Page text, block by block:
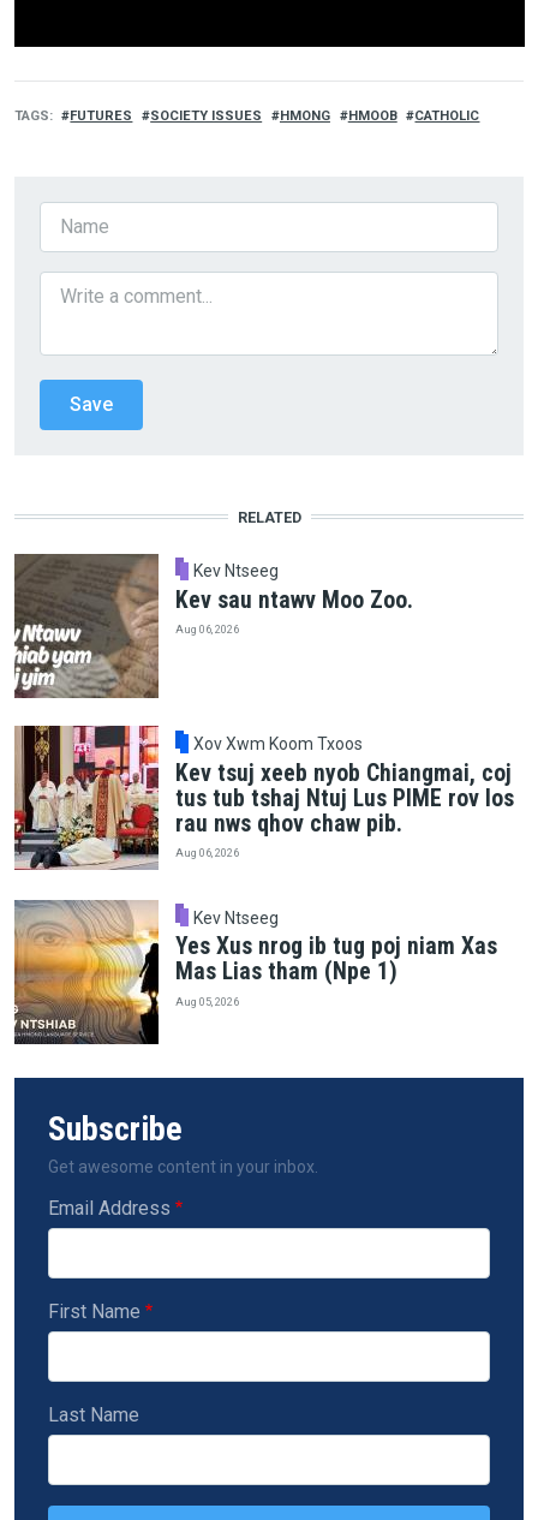
TAGS FUTURES SOCIETY ISSUES HMONG HMOOB CATHOLIC
RELATED
Kev Ntseeg
Kev sau ntawv Moo Zoo.
Aug 06, 2026
Xov Xwm Koom Txoos
Kev tsuj xeeb nyob Chiangmai, coj
tus tub tshaj Ntuj Lus PIME rov los
rau nws qhov chaw pib.
Aug 06, 2026
Kev Ntseeg
Yes Xus nrog ib tug poj niam Xas
Mas Lias tham (Npe 1)
Aug 05, 2026
Subscribe
Get awesome content in your inbox.
Email Address
First Name
Last Name